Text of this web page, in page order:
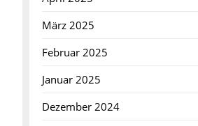
März 2025
Februar 2025
Januar 2025
Dezember 2024